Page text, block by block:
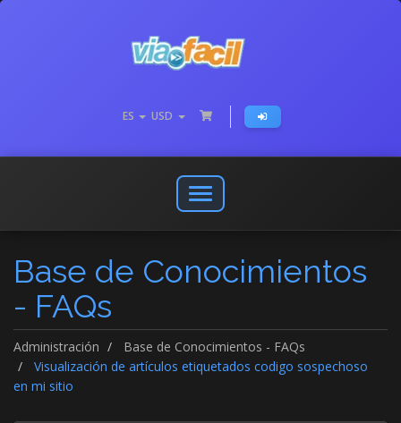
ES USD
Abrir
o
menú
de
Base de Conocimientos
- FAQs
Administración
Base de Conocimientos - FAQs
Visualización de artículos etiquetados codigo sospechoso
en mi sitio